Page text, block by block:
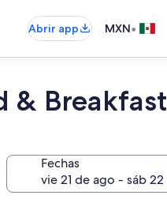
Abrir app MXN•
& Breakfast
Fechas